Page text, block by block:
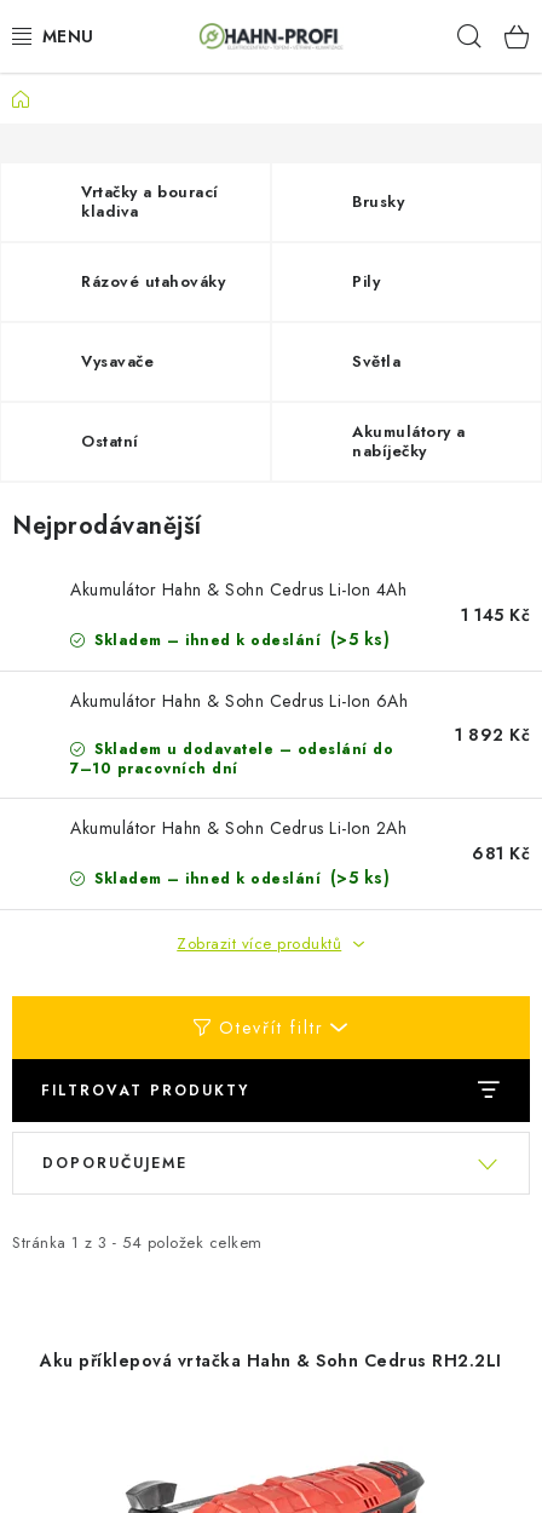
na
KLIMATIZACE
STAVEBNÍ TECHNIKA
AKU NÁŘADÍ
AKUMULAČNÍ KAMNA
OUTLET
Obchodní podmínky FAQ Servis Reklamace
Kontakty
Ceny přepravy
Ochrana osobních údajů
Náhradní díly Könner & Söhnen
Reklamační řád
Návody
Novinky Blog Reference Katalog
Domů
Vrtačky a bourací
kladiva
Brusky
Rázové utahováky Pily
Vysavače Světla
Ostatní
Akumulátory a
nabíječky
Nejprodávanější
Akumulátor Hahn & Sohn Cedrus Li-Ion 4Ah
Skladem – ihned k odeslání (>5 ks)
1 145 Kč
Akumulátor Hahn & Sohn Cedrus Li-Ion 6Ah
Skladem u dodavatele – odeslání do
7–10 pracovních dní
1 892 Kč
Akumulátor Hahn & Sohn Cedrus Li-Ion 2Ah
Skladem – ihned k odeslání (>5 ks)
681 Kč
Zobrazit více produktů
Otevřít filtr
FILTROVAT PRODUKTY
V
i
Stránka 1 z 3 - 54 položek celkem
Ř
e
DOPORUČUJEME
Aku příklepová vrtačka Hahn & Sohn Cedrus RH2.2LI